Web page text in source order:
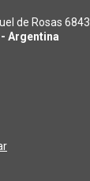
de Rosas 6843
- Argentina